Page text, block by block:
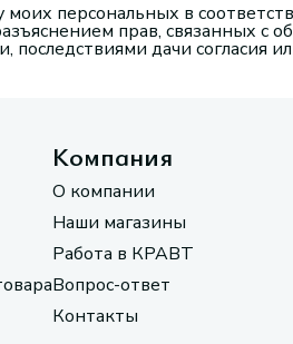
моих персональных в
прав, связанных с
дачи согласия
Компания
О компании
Наши магазины
Работа в КРАВТ
Вопрос-ответ
Контакты